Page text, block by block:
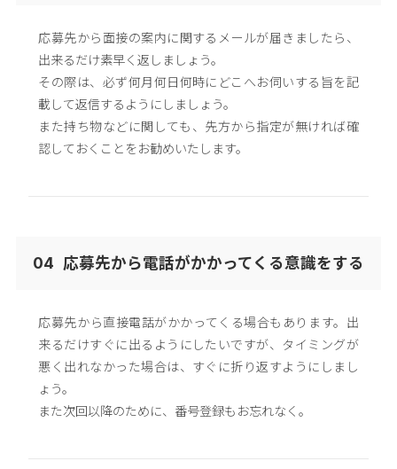
応募先から面接の案内に関するメールが届きましたら、
出来るだけ素早く返しましょう。
その際は、必ず何月何日何時にどこへお伺いする旨を記
載して返信するようにしましょう。
また持ち物などに関しても、先方から指定が無ければ確
認しておくことをお勧めいたします。
04 応募先から電話がかかってくる意識をする
応募先から直接電話がかかってくる場合もあります。出
来るだけすぐに出るようにしたいですが、タイミングが
悪く出れなかった場合は、すぐに折り返すようにしまし
ょう。
また次回以降のために、番号登録もお忘れなく。